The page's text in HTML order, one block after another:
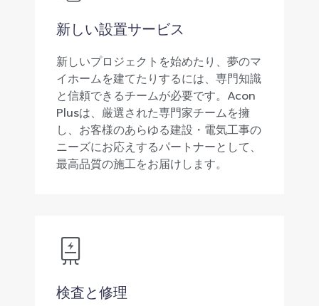
新しい設置サービス
新しいプロジェクトを始めたり、夢のマ
イホームを建てたりするには、専門知識
と信頼できるチームが必要です。Acon
Plusは、厳選された専門家チームを擁
し、お客様のあらゆる建設・電気工事の
ニーズにお応えするパートナーとして、
最高品質の施工をお届けします。
検査と修理